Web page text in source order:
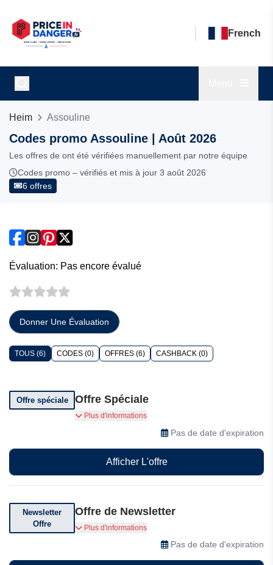
French
Heim Assouline
Codes promo Assouline | Août 2026
Les offres de ont été vérifiées manuellement par notre équipe
Codes promo – vérifiés et mis à jour 3 août 2026
6 offres
Évaluation: Pas encore évalué
Donner Une Évaluation
TOUS (6) CODES (0) OFFRES (6) CASHBACK (0)
Offre spéciale Offre Spéciale
Asian Language School propose de nombreuses
offres spéciales, alors profitez-en vite !
Plus d'informations
Pas de date d'expiration
Afficher L'offre
Newsletter
Offre
Offre de Newsletter
Abonnez-vous à leur newsletter pour des
réductions exclusives, des offres et des
Plus d'informations
Pas de date d'expiration